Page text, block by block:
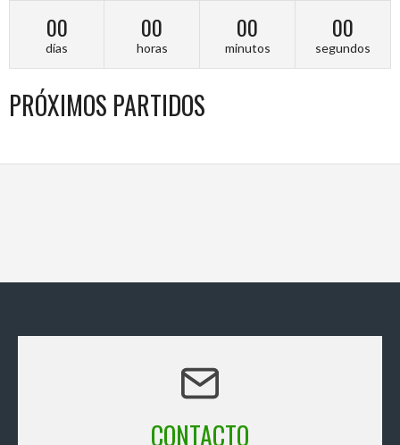
00
días
00
horas
00
minutos
00
segundos
PRÓXIMOS PARTIDOS
CONTACTO